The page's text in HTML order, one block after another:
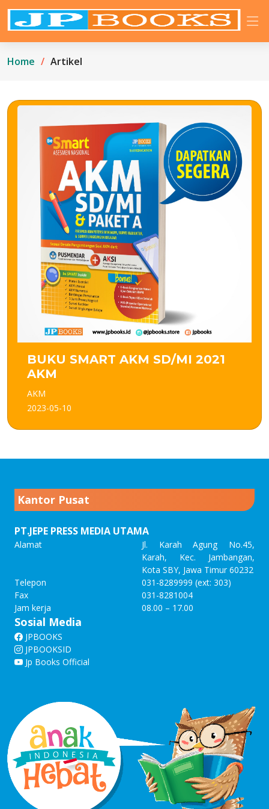
Home Artikel
BUKU SMART AKM SD/MI 2021
AKM
AKM
2023-05-10
Kantor Pusat
PT.JEPE PRESS MEDIA UTAMA
Alamat
Jl. Karah Agung No.45,
Karah, Kec. Jambangan,
Kota SBY, Jawa Timur 60232
Telepon
031-8289999 (ext: 303)
Fax
031-8281004
Jam kerja
08.00 – 17.00
Sosial Media
JPBOOKS
JPBOOKSID
Jp Books Official